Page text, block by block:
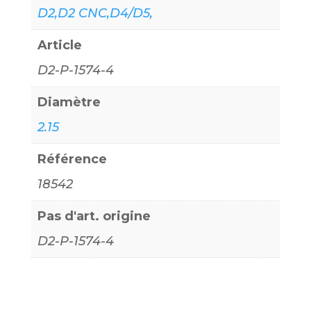
D2,D2 CNC,D4/D5,
Article
D2-P-1574-4
Diamètre
2.15
Référence
18542
Pas d'art. origine
D2-P-1574-4